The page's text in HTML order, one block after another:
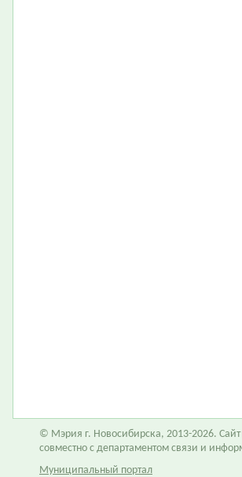
© Мэрия г. Новосибирска, 2013-2026.
совместно с департаментом связи и
Муниципальный портал